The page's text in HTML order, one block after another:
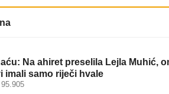
Na ahiret preselila Lejla Muhić,
imali samo riječi hvale